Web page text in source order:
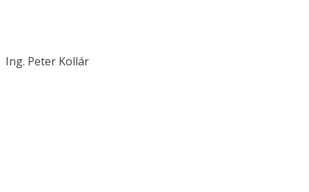
Ing. Peter Kollár